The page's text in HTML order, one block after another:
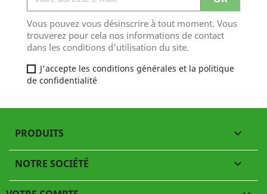
Vous pouvez vous désinscrire à tout moment. Vous
trouverez pour cela nos informations de contact
dans les conditions d'utilisation du site.
J'accepte les conditions générales et la politique
de confidentialité
PRODUITS 
NOTRE SOCIÉTÉ 